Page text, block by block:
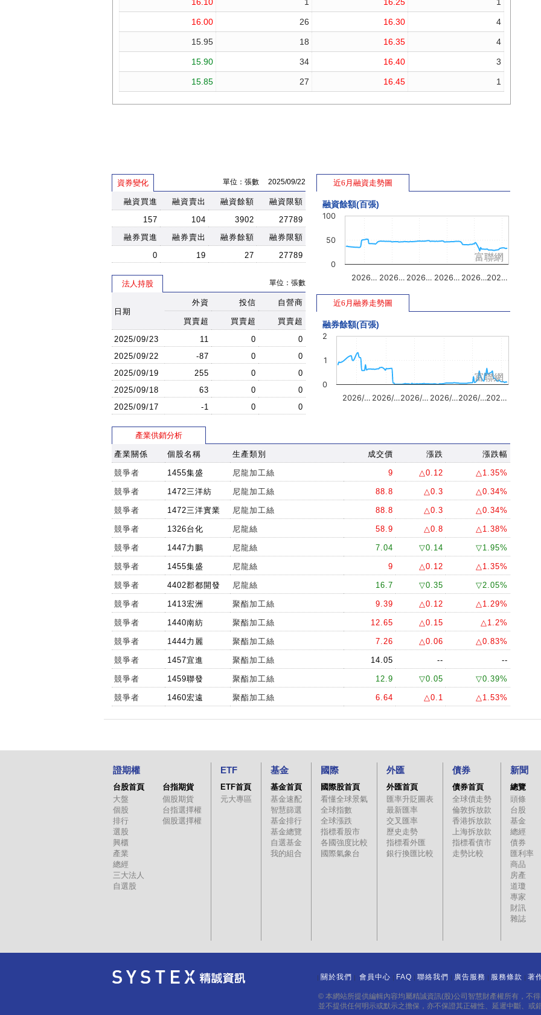
資券變化 單位：張數 2025/09/22
融資買進 融資賣出 融資餘額
融資限額
157
104 3902
27789
融券買進
融券賣出 融券餘額
融券限額
0
19 27 27789
法人持股 單位：張數
日期
外資 投信 自營商
買賣超 買賣超
買賣超
2025/09/23
11 0
0
2025/09/22
-87 0
0
2025/09/19
255 0
0
2025/09/18
63 0
0
2025/09/17
-1 0 0
近6月融資走勢圖
融資餘額(百張)
2026… 2026… 2026… 2026… 2026…202…
0
50
100
富聯網
近6月融券走勢圖
融券餘額(百張)
2026/… 2026/…2026/… 2026/…2026/…202…
0
1
2
富聯網
產業供銷分析
產業關係 個股名稱 生產類別 成交價 漲跌 漲跌幅
競爭者 1455集盛 尼龍加工絲 9 △0.12 △1.35%
競爭者 1472三洋紡 尼龍加工絲 88.8 △0.3 △0.34%
競爭者 1472三洋實業 尼龍加工絲 88.8 △0.3 △0.34%
競爭者 1326台化 尼龍絲 58.9 △0.8 △1.38%
競爭者 1447力鵬 尼龍絲 7.04 ▽0.14 ▽1.95%
競爭者 1455集盛 尼龍絲 9 △0.12 △1.35%
競爭者 4402郡都開發 尼龍絲 16.7 ▽0.35 ▽2.05%
競爭者 1413宏洲 聚酯加工絲 9.39 △0.12 △1.29%
競爭者 1440南紡 聚酯加工絲 12.65 △0.15 △1.2%
競爭者 1444力麗 聚酯加工絲 7.26 △0.06 △0.83%
競爭者 1457宜進 聚酯加工絲 14.05 -- --
競爭者 1459聯發 聚酯加工絲 12.9 ▽0.05 ▽0.39%
競爭者 1460宏遠 聚酯加工絲 6.64 △0.1 △1.53%
證期權
台股首頁
大盤
個股
排行
選股
興櫃
產業
總經
三大法人
自選股
台指期貨
個股期貨
台指選擇權
個股選擇權
ETF
ETF首頁
元大專區
基金
基金首頁
基金速配
智慧篩選
基金排行
基金總覽
自選基金
我的組合
國際
國際股首頁
看懂全球景氣
全球指數
全球漲跌
指標看股市
各國強度比較
國際氣象台
外匯
外匯首頁
匯率升貶圖表
最新匯率
交叉匯率
歷史走勢
指標看外匯
銀行換匯比較
債券
債券首頁
全球債走勢
倫敦拆放款
香港拆放款
上海拆放款
指標看債市
走勢比較
新聞
總覽
頭條
台股
基金
總經
債券
匯利率
商品
房產
道瓊
專家
財訊
雜誌
關於我們 會員中心 FAQ 聯絡我們 廣告服務 服務條款 著
© 本網站所提供編輯內容均屬精誠資訊(股)公司智慧財產權所有，不
並不提供任何明示或默示之擔保，亦不保證其正確性、延遲中斷、或